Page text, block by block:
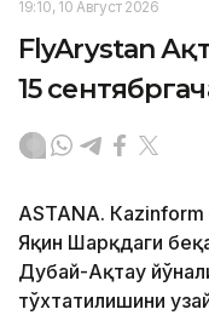
19:10, 10 Август 2026
FlyArystan
15
ASTANА.
Яқин Шарқдаги
Дубай-Ақтау
тўхтатилишини